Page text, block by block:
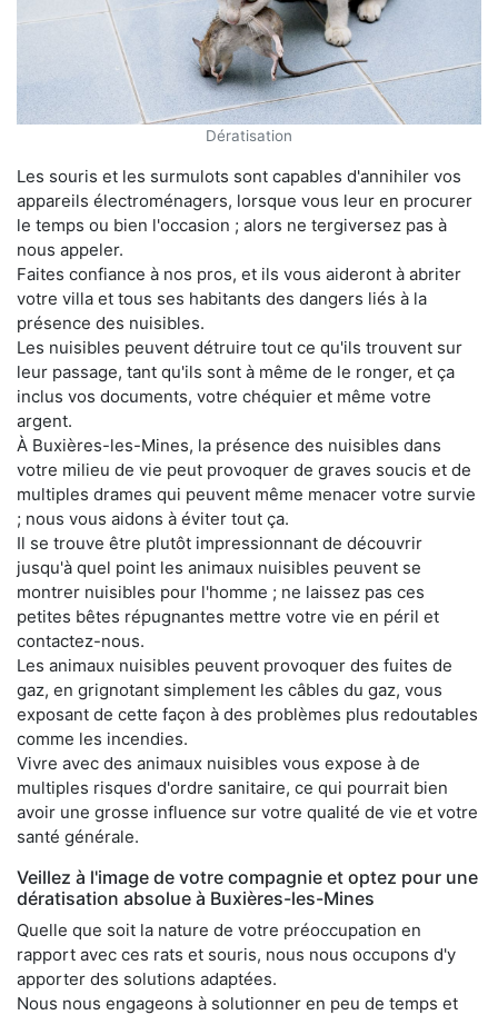
Dératisation
Les souris et les surmulots sont capables d'annihiler vos
appareils électroménagers, lorsque vous leur en procurer
le temps ou bien l'occasion ; alors ne tergiversez pas à
nous appeler.
Faites confiance à nos pros, et ils vous aideront à abriter
votre villa et tous ses habitants des dangers liés à la
présence des nuisibles.
Les nuisibles peuvent détruire tout ce qu'ils trouvent sur
leur passage, tant qu'ils sont à même de le ronger, et ça
inclus vos documents, votre chéquier et même votre
argent.
À Buxières-les-Mines, la présence des nuisibles dans
votre milieu de vie peut provoquer de graves soucis et de
multiples drames qui peuvent même menacer votre survie
; nous vous aidons à éviter tout ça.
Il se trouve être plutôt impressionnant de découvrir
jusqu'à quel point les animaux nuisibles peuvent se
montrer nuisibles pour l'homme ; ne laissez pas ces
petites bêtes répugnantes mettre votre vie en péril et
contactez-nous.
Les animaux nuisibles peuvent provoquer des fuites de
gaz, en grignotant simplement les câbles du gaz, vous
exposant de cette façon à des problèmes plus redoutables
comme les incendies.
Vivre avec des animaux nuisibles vous expose à de
multiples risques d'ordre sanitaire, ce qui pourrait bien
avoir une grosse influence sur votre qualité de vie et votre
santé générale.
Veillez à l'image de votre compagnie et optez pour une
dératisation absolue à Buxières-les-Mines
Quelle que soit la nature de votre préoccupation en
rapport avec ces rats et souris, nous nous occupons d'y
apporter des solutions adaptées.
Nous nous engageons à solutionner en peu de temps et